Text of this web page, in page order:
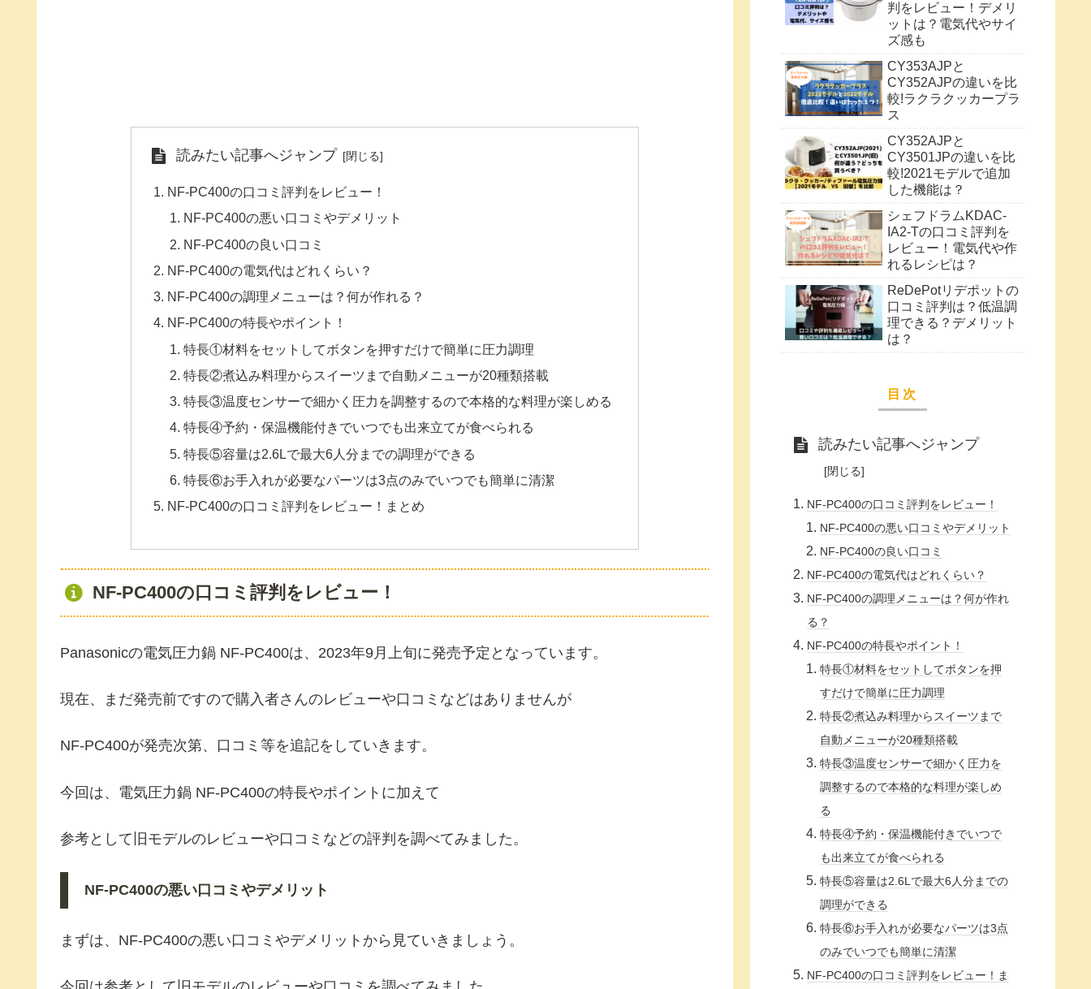
読みたい記事へジャンプ
NF-PC400の口コミ評判をレビュー！
NF-PC400の悪い口コミやデメリット
NF-PC400の良い口コミ
NF-PC400の電気代はどれくらい？
NF-PC400の調理メニューは？何が作れる？
NF-PC400の特長やポイント！
特長①材料をセットしてボタンを押すだけで簡単に圧力調理
特長②煮込み料理からスイーツまで自動メニューが20種類搭載
特長③温度センサーで細かく圧力を調整するので本格的な料理が楽しめる
特長④予約・保温機能付きでいつでも出来立てが食べられる
特長⑤容量は2.6Lで最大6人分までの調理ができる
特長⑥お手入れが必要なパーツは3点のみでいつでも簡単に清潔
NF-PC400の口コミ評判をレビュー！まとめ
NF-PC400の口コミ評判をレビュー！
Panasonicの電気圧力鍋 NF-PC400は、2023年9月上旬に発売予定となっています。
現在、まだ発売前ですので購入者さんのレビューや口コミなどはありませんが
NF-PC400が発売次第、口コミ等を追記をしていきます。
今回は、電気圧力鍋 NF-PC400の特長やポイントに加えて
参考として旧モデルのレビューや口コミなどの評判を調べてみました。
NF-PC400の悪い口コミやデメリット
まずは、NF-PC400の悪い口コミやデメリットから見ていきましょう。
判をレビュー！デメリ
ットは？電気代やサイ
ズ感も
CY353AJPと
CY352AJPの違いを比
較!ラクラクッカープラ
ス
CY352AJPと
CY3501JPの違いを比
較!2021モデルで追加
した機能は？
シェフドラムKDAC-
IA2-Tの口コミ評判を
レビュー！電気代や作
れるレシピは？
ReDePotリデポットの
口コミ評判は？低温調
理できる？デメリット
は？
目次
読みたい記事へジャンプ
NF-PC400の口コミ評判をレビュー！
NF-PC400の悪い口コミやデメリット
NF-PC400の良い口コミ
NF-PC400の電気代はどれくらい？
NF-PC400の調理メニューは？何が作れ
る？
NF-PC400の特長やポイント！
特長①材料をセットしてボタンを押
すだけで簡単に圧力調理
特長②煮込み料理からスイーツまで
自動メニューが20種類搭載
特長③温度センサーで細かく圧力を
調整するので本格的な料理が楽しめ
る
特長④予約・保温機能付きでいつで
も出来立てが食べられる
特長⑤容量は2.6Lで最大6人分までの
調理ができる
特長⑥お手入れが必要なパーツは3点
のみでいつでも簡単に清潔
NF-PC400の口コミ評判をレビュー！ま